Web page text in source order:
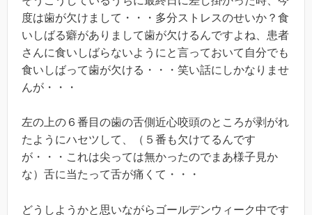
度は歯が欠けまして・・・多分ストレスのせいか？食
いしばる癖がありまして歯が欠けるんですよね、患者
さんに食いしばらないようにと言っておいて自分でも
食いしばって歯が欠ける・・・笑い話にしかなりませ
んが・・・
左の上の６番目の歯の舌側近心咬頭のところが剥がれ
たようにハセツして、（５番も欠けてるんです
が・・・これは尖っては無かったのでまあ様子見か
な）舌に当たって舌が痛くて・・・
どうしようかと思いながらゴールデンウィーク中です